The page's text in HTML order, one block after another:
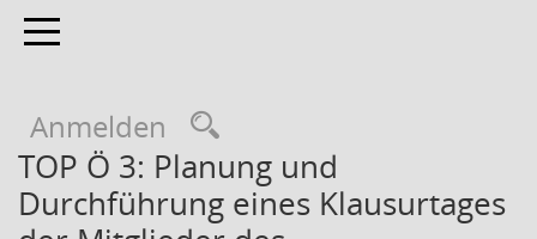
Toggle navigation
Anmelden
TOP Ö 3: Planung und
Durchführung eines Klausurtages